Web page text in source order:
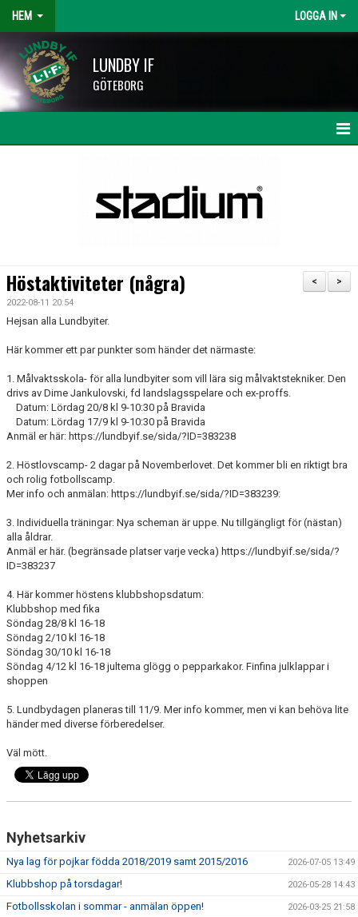
HEM LOGGA IN
LUNDBY IF
GÖTEBORG
HISINGSCUPEN
OM KLUBBEN
SAMARBETSPARTNERS
KONTAKT
>
<
Höstaktiviteter (några)
2022-08-11 20:54
Hejsan alla Lundbyiter.
Här kommer ett par punkter som händer det närmaste:
1. Målvaktsskola- för alla lundbyiter som vill lära sig målvaktstekniker. Den
drivs av Dime Jankulovski, fd landslagsspelare och ex-proffs.
Datum: Lördag 20/8 kl 9-10:30 på Bravida
Datum: Lördag 17/9 kl 9-10:30 på Bravida
Anmäl er här: https://lundbyif.se/sida/?ID=383238
2. Höstlovscamp- 2 dagar på Novemberlovet. Det kommer bli en riktigt bra
och rolig fotbollscamp.
Mer info och anmälan: https://lundbyif.se/sida/?ID=383239:
3. Individuella träningar: Nya scheman är uppe. Nu tillgängligt för (nästan)
alla åldrar.
Anmäl er här. (begränsade platser varje vecka) https://lundbyif.se/sida/?
ID=383237
4. Här kommer höstens klubbshopsdatum:
Klubbshop med fika
Söndag 28/8 kl 16-18
Söndag 2/10 kl 16-18
Söndag 30/10 kl 16-18
Söndag 4/12 kl 16-18 jultema glögg o pepparkakor. Finfina julklappar i
shoppen
5. Lundbydagen planeras till 11/9. Mer info kommer, men vi kan behöva lite
händer med diverse förberedelser.
Väl mött.
Nyhetsarkiv
Nya lag för pojkar födda 2018/2019 samt 2015/2016 2026-07-05 13:49
Klubbshop på torsdagar! 2026-05-28 14:43
Fotbollsskolan i sommar - anmälan öppen! 2026-03-25 21:58